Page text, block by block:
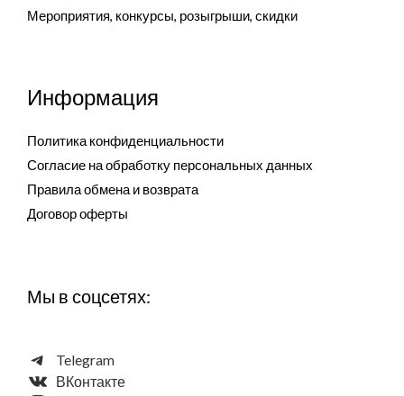
Мероприятия, конкурсы, розыгрыши, скидки
Информация
Политика конфиденциальности
Согласие на обработку персональных данных
Правила обмена и возврата
Договор оферты
Мы в соцсетях:
Telegram
ВКонтакте